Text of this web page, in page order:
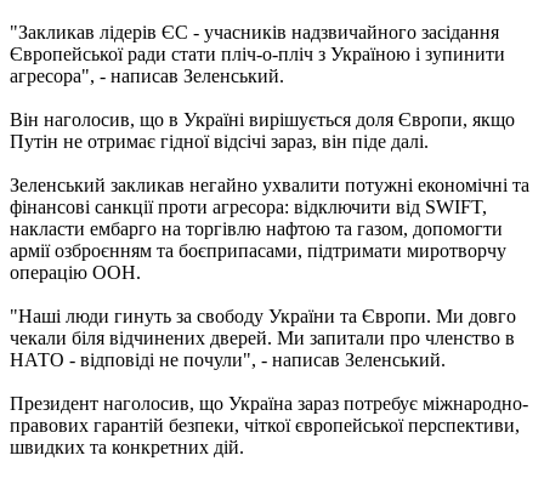
"Закликав лідерів ЄС - учасників надзвичайного засідання
Європейської ради стати пліч-о-пліч з Україною і зупинити
агресора", - написав Зеленський.
Він наголосив, що в Україні вирішується доля Європи, якщо
Путін не отримає гідної відсічі зараз, він піде далі.
Зеленський закликав негайно ухвалити потужні економічні та
фінансові санкції проти агресора: відключити від SWIFT,
накласти ембарго на торгівлю нафтою та газом, допомогти
армії озброєнням та боєприпасами, підтримати миротворчу
операцію ООН.
"Наші люди гинуть за свободу України та Європи. Ми довго
чекали біля відчинених дверей. Ми запитали про членство в
НАТО - відповіді не почули", - написав Зеленський.
Президент наголосив, що Україна зараз потребує міжнародно-
правових гарантій безпеки, чіткої європейської перспективи,
швидких та конкретних дій.